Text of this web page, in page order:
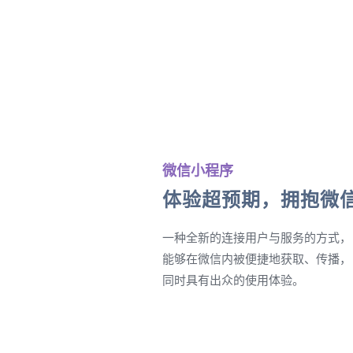
微信小程序
体验超预期，拥抱微
一种全新的连接用户与服务的方式，
能够在微信内被便捷地获取、传播，
同时具有出众的使用体验。